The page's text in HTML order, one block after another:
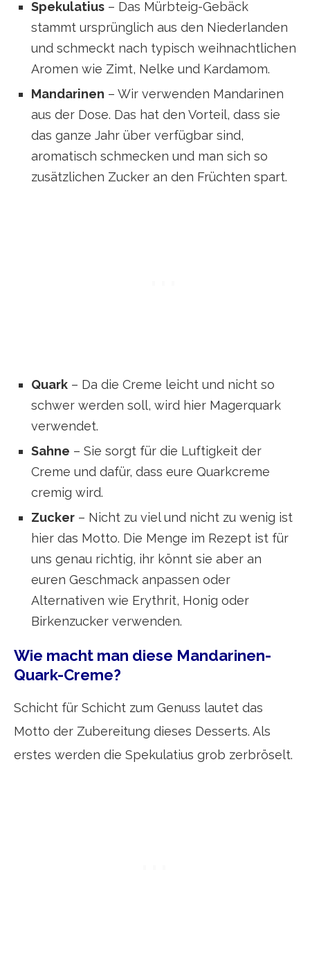
Spekulatius – Das Mürbteig-Gebäck
stammt ursprünglich aus den Niederlanden
und schmeckt nach typisch weihnachtlichen
Aromen wie Zimt, Nelke und Kardamom.
Mandarinen – Wir verwenden Mandarinen
aus der Dose. Das hat den Vorteil, dass sie
das ganze Jahr über verfügbar sind,
aromatisch schmecken und man sich so
zusätzlichen Zucker an den Früchten spart.
Quark – Da die Creme leicht und nicht so
schwer werden soll, wird hier Magerquark
verwendet.
Sahne – Sie sorgt für die Luftigkeit der
Creme und dafür, dass eure Quarkcreme
cremig wird.
Zucker – Nicht zu viel und nicht zu wenig ist
hier das Motto. Die Menge im Rezept ist für
uns genau richtig, ihr könnt sie aber an
euren Geschmack anpassen oder
Alternativen wie Erythrit, Honig oder
Birkenzucker verwenden.
Wie macht man diese Mandarinen-
Quark-Creme?
Schicht für Schicht zum Genuss lautet das
Motto der Zubereitung dieses Desserts. Als
erstes werden die Spekulatius grob zerbröselt.